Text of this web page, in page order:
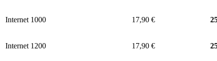
Internet 1000 17,90 €
Internet 1200 17,90 €